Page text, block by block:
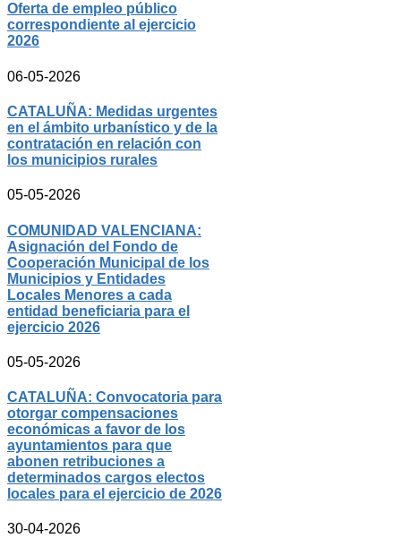
Oferta de empleo público
correspondiente al ejercicio
2026
06-05-2026
CATALUÑA: Medidas urgentes
en el ámbito urbanístico y de la
contratación en relación con
los municipios rurales
05-05-2026
COMUNIDAD VALENCIANA:
Asignación del Fondo de
Cooperación Municipal de los
Municipios y Entidades
Locales Menores a cada
entidad beneficiaria para el
ejercicio 2026
05-05-2026
CATALUÑA: Convocatoria para
otorgar compensaciones
económicas a favor de los
ayuntamientos para que
abonen retribuciones a
determinados cargos electos
locales para el ejercicio de 2026
30-04-2026